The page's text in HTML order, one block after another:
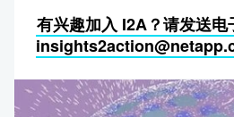
有兴趣加入 I2A？请发送